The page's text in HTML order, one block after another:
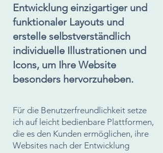
Entwicklung einzigartiger und
funktionaler Layouts und
erstelle selbstverständlich
individuelle Illustrationen und
Icons, um Ihre Website
besonders hervorzuheben.
Für die Benutzerfreundlichkeit setze
ich auf leicht bedienbare Plattformen,
die es den Kunden ermöglichen, ihre
Websites nach der Entwicklung